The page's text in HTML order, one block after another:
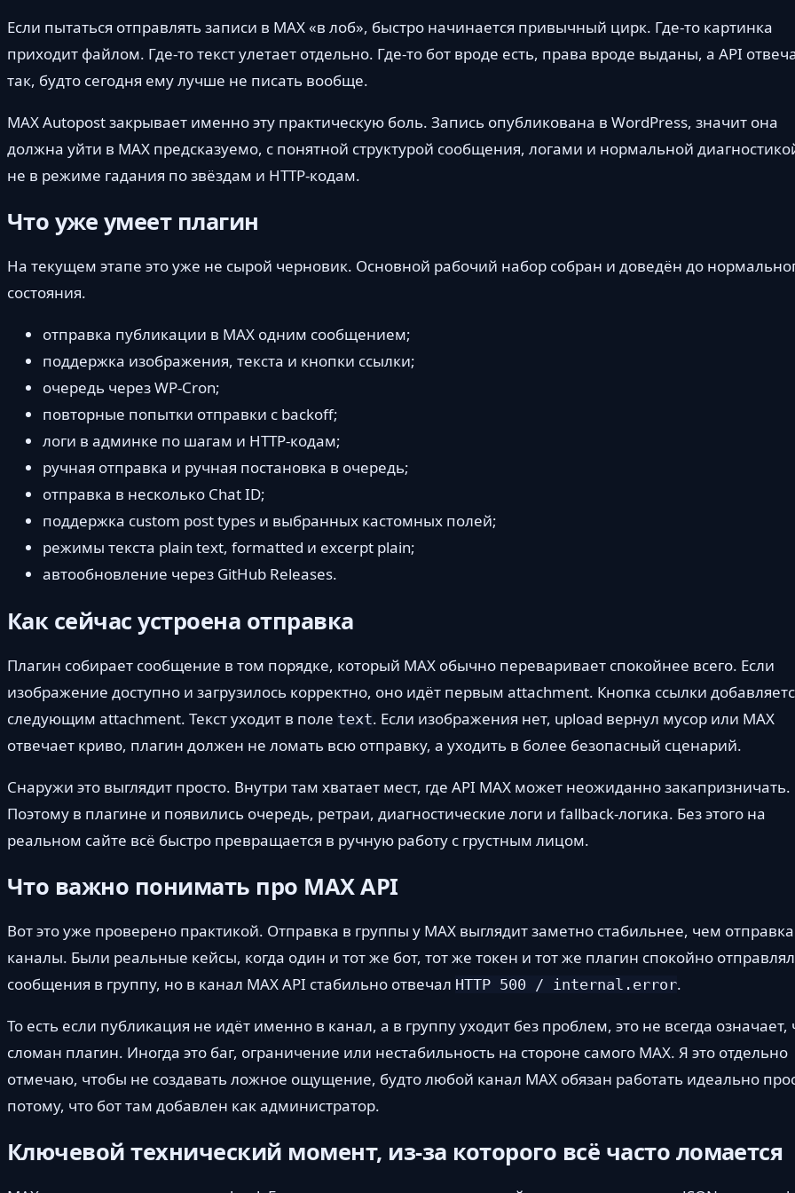
Если пытаться отправлять записи в MAX «в лоб», быстро начинается привычный цирк. Где-то картинка
приходит файлом. Где-то текст улетает отдельно. Где-то бот вроде есть, права вроде выданы, а API
так, будто сегодня ему лучше не писать вообще.
MAX Autopost закрывает именно эту практическую боль. Запись опубликована в WordPress, значит она
должна уйти в MAX предсказуемо, с понятной структурой сообщения, логами и нормальной
не в режиме гадания по звёздам и HTTP-кодам.
Что уже умеет плагин
На текущем этапе это уже не сырой черновик. Основной рабочий набор собран и доведён до
состояния.
отправка публикации в MAX одним сообщением;
поддержка изображения, текста и кнопки ссылки;
очередь через WP-Cron;
повторные попытки отправки с backoff;
логи в админке по шагам и HTTP-кодам;
ручная отправка и ручная постановка в очередь;
отправка в несколько Chat ID;
поддержка custom post types и выбранных кастомных полей;
режимы текста plain text, formatted и excerpt plain;
автообновление через GitHub Releases.
Как сейчас устроена отправка
Плагин собирает сообщение в том порядке, который MAX обычно переваривает спокойнее всего. Если
изображение доступно и загрузилось корректно, оно идёт первым attachment. Кнопка ссылки
следующим attachment. Текст уходит в поле text. Если изображения нет, upload вернул мусор или MAX
отвечает криво, плагин должен не ломать всю отправку, а уходить в более безопасный сценарий.
Снаружи это выглядит просто. Внутри там хватает мест, где API MAX может неожиданно закапризничать.
Поэтому в плагине и появились очередь, ретраи, диагностические логи и fallback-логика. Без этого на
реальном сайте всё быстро превращается в ручную работу с грустным лицом.
Что важно понимать про MAX API
Вот это уже проверено практикой. Отправка в группы у MAX выглядит заметно стабильнее, чем
каналы. Были реальные кейсы, когда один и тот же бот, тот же токен и тот же плагин спокойно
сообщения в группу, но в канал MAX API стабильно отвечал HTTP 500 / internal.error.
То есть если публикация не идёт именно в канал, а в группу уходит без проблем, это не всегда означает,
сломан плагин. Иногда это баг, ограничение или нестабильность на стороне самого MAX. Я это отдельно
отмечаю, чтобы не создавать ложное ощущение, будто любой канал MAX обязан работать идеально
потому, что бот там добавлен как администратор.
Ключевой технический момент, из-за которого всё часто ломается